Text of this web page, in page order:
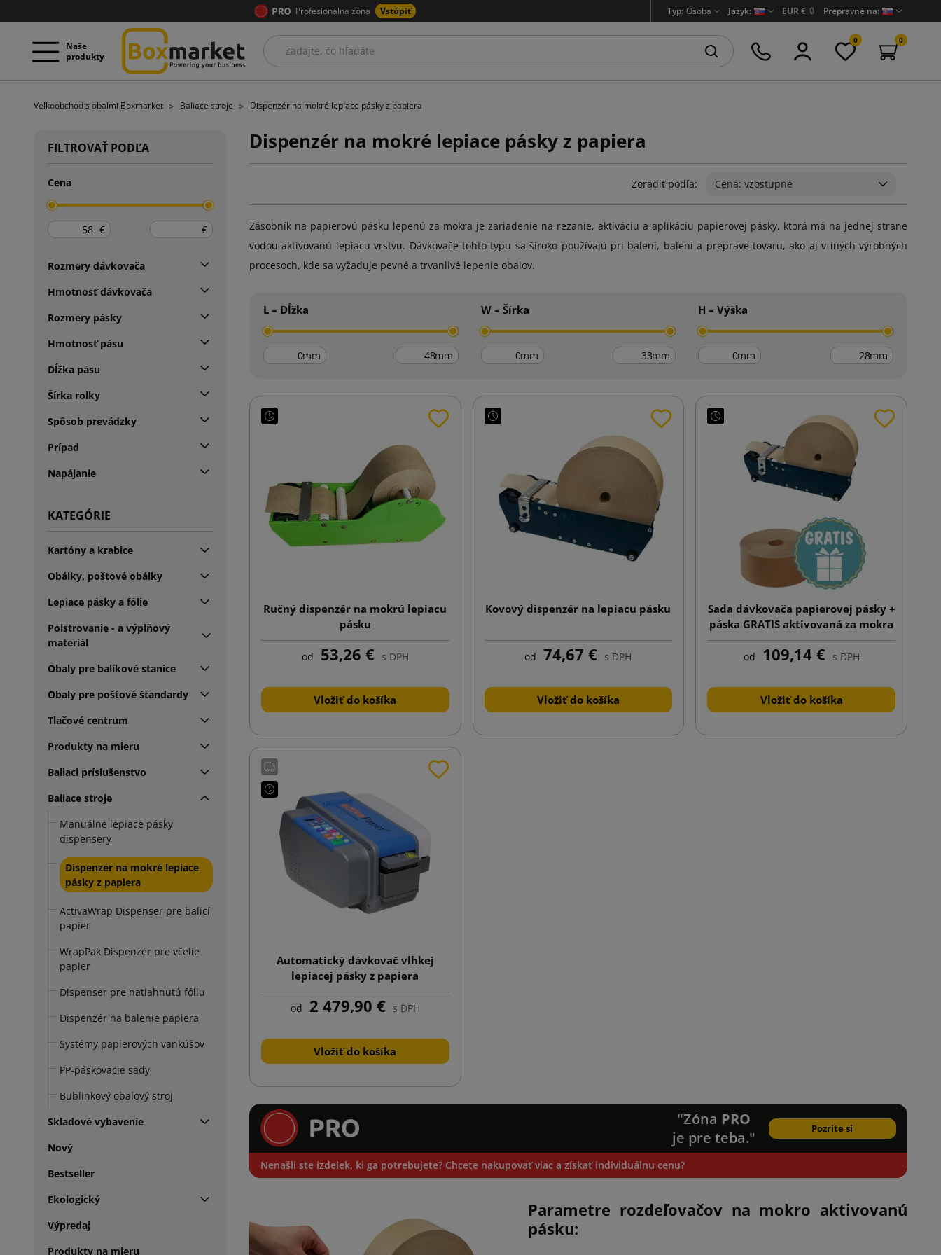
Profesionálna zóna Vstúpiť Typ: Osoba Jazyk: EUR € 🔒 Prepravné na:
Naše
produkty
0 0
Veľkoobchod s obalmi Boxmarket Baliace stroje Dispenzér na mokré lepiace pásky z papiera
FILTROVAŤ PODĽA
Cena
€ €
Rozmery dávkovača
Hmotnosť dávkovača
Rozmery pásky
Hmotnosť pásu
Dĺžka pásu
Šírka rolky
Spôsob prevádzky
Prípad
Napájanie
KATEGÓRIE
Kartóny a krabice
Obálky, poštové obálky
Lepiace pásky a fólie
Polstrovanie - a výplňový
materiál
Obaly pre balíkové stanice
Obaly pre poštové štandardy
Tlačové centrum
Produkty na mieru
Baliaci príslušenstvo
Baliace stroje
Manuálne lepiace pásky
dispensery
Dispenzér na mokré lepiace
pásky z papiera
ActivaWrap Dispenser pre balicí
papier
WrapPak Dispenzér pre včelie
papier
Dispenser pre natiahnutú fóliu
Dispenzér na balenie papiera
Systémy papierových vankúšov
PP-páskovacie sady
Bublinkový obalový stroj
Skladové vybavenie
Nový
Bestseller
Ekologický
Výpredaj
Produkty na mieru
Dispenzér na mokré lepiace pásky z papiera
Zoradiť podľa: Cena: vzostupne
Zásobník na papierovú pásku lepenú za mokra je zariadenie na rezanie, aktiváciu a aplikáciu papierovej pásky, ktorá má na jednej strane
vodou aktivovanú lepiacu vrstvu. Dávkovače tohto typu sa široko používajú pri balení, balení a preprave tovaru, ako aj v iných výrobných
procesoch, kde sa vyžaduje pevné a trvanlivé lepenie obalov.
L – Dĺžka
mm mm
W – Šírka
mm mm
H – Výška
mm mm
Ručný dispenzér na mokrú lepiacu
pásku
od 53,26 € s DPH
Vložiť do košíka
Kovový dispenzér na lepiacu pásku
od 74,67 € s DPH
Vložiť do košíka
Sada dávkovača papierovej pásky +
páska GRATIS aktivovaná za mokra
od 109,14 € s DPH
Vložiť do košíka
Automatický dávkovač vlhkej
lepiacej pásky z papiera
od 2 479,90 € s DPH
Vložiť do košíka
"Zóna PRO
je pre teba."
Pozrite si
Nenašli ste izdelek, ki ga potrebujete? Chcete nakupovať viac a získať individuálnu cenu?
Parametre rozdeľovačov na mokro aktivovanú
pásku: